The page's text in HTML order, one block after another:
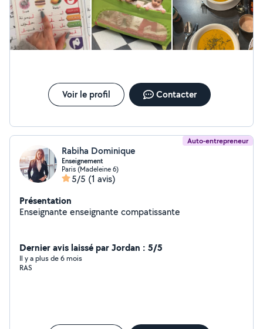
Voir le profil Contacter
Auto-entrepreneur
Rabiha Dominique
Enseignement
Paris (Madeleine 6)
5/5 (1 avis)
Présentation
Enseignante enseignante compatissante
Dernier avis laissé par Jordan : 5/5
Il y a plus de 6 mois
RAS